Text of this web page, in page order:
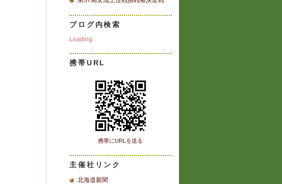
ブログ内検索
Loading
携帯URL
携帯にURLを送る
主催社リンク
北海道新聞